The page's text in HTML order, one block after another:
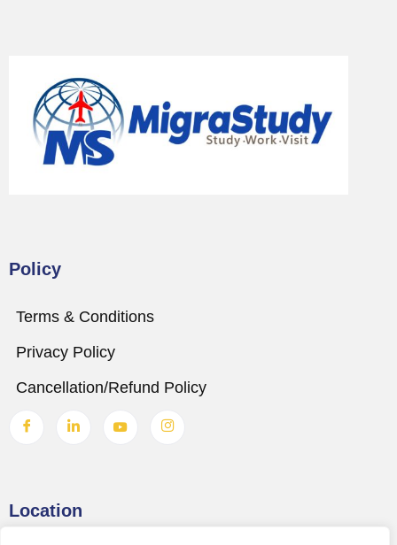
Policy
Terms & Conditions
Privacy Policy
Cancellation/Refund Policy
Location